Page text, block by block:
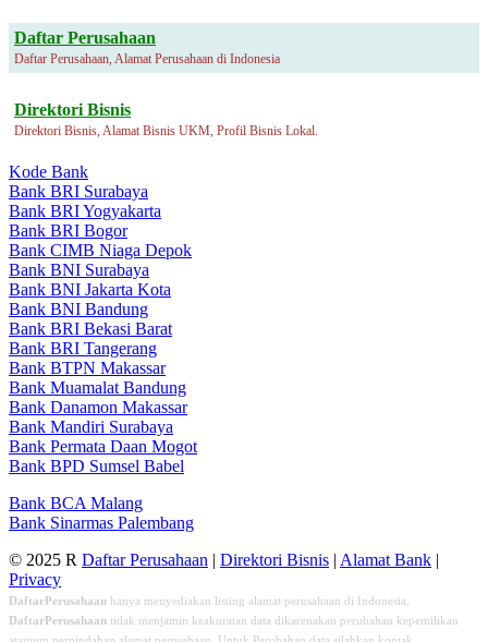
Daftar Perusahaan
Daftar Perusahaan, Alamat Perusahaan di Indonesia
Direktori Bisnis
Direktori Bisnis, Alamat Bisnis UKM, Profil Bisnis Lokal.
Kode Bank
Bank BRI Surabaya
Bank BRI Yogyakarta
Bank BRI Bogor
Bank CIMB Niaga Depok
Bank BNI Surabaya
Bank BNI Jakarta Kota
Bank BNI Bandung
Bank BRI Bekasi Barat
Bank BRI Tangerang
Bank BTPN Makassar
Bank Muamalat Bandung
Bank Danamon Makassar
Bank Mandiri Surabaya
Bank Permata Daan Mogot
Bank BPD Sumsel Babel
Bank BCA Malang
Bank Sinarmas Palembang
© 2025 R Daftar Perusahaan | Direktori Bisnis | Alamat Bank |
Privacy
DaftarPerusahaan hanya menyediakan listing alamat perusahaan di Indonesia,
DaftarPerusahaan tidak menjamin keakuratan data dikarenakan perubahan kepemilikan